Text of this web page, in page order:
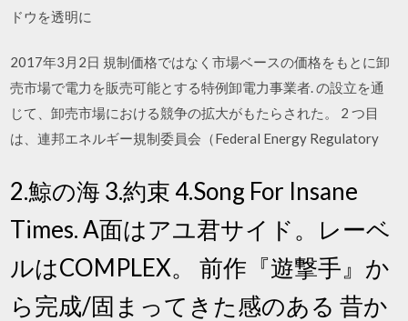
ドウを透明に
2017年3月2日 規制価格ではなく市場ベースの価格をもとに卸
売市場で電力を販売可能とする特例卸電力事業者. の設立を通
じて、卸売市場における競争の拡大がもたらされた。 2 つ目
は、連邦エネルギー規制委員会（Federal Energy Regulatory
2.鯨の海 3.約束 4.Song For Insane
Times. A面はアユ君サイド。レーベ
ルはCOMPLEX。 前作『遊撃手』か
ら完成/固まってきた感のある 昔か